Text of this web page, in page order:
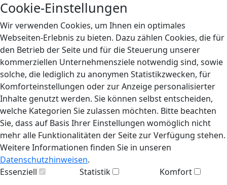
Cookie-Einstellungen
Wir verwenden Cookies, um Ihnen ein optimales
Webseiten-Erlebnis zu bieten. Dazu zählen Cookies, die für
den Betrieb der Seite und für die Steuerung unserer
kommerziellen Unternehmensziele notwendig sind, sowie
solche, die lediglich zu anonymen Statistikzwecken, für
Komforteinstellungen oder zur Anzeige personalisierter
Inhalte genutzt werden. Sie können selbst entscheiden,
welche Kategorien Sie zulassen möchten. Bitte beachten
Sie, dass auf Basis Ihrer Einstellungen womöglich nicht
mehr alle Funktionalitäten der Seite zur Verfügung stehen.
Weitere Informationen finden Sie in unseren
Datenschutzhinweisen.
Essenziell
Statistik Komfort